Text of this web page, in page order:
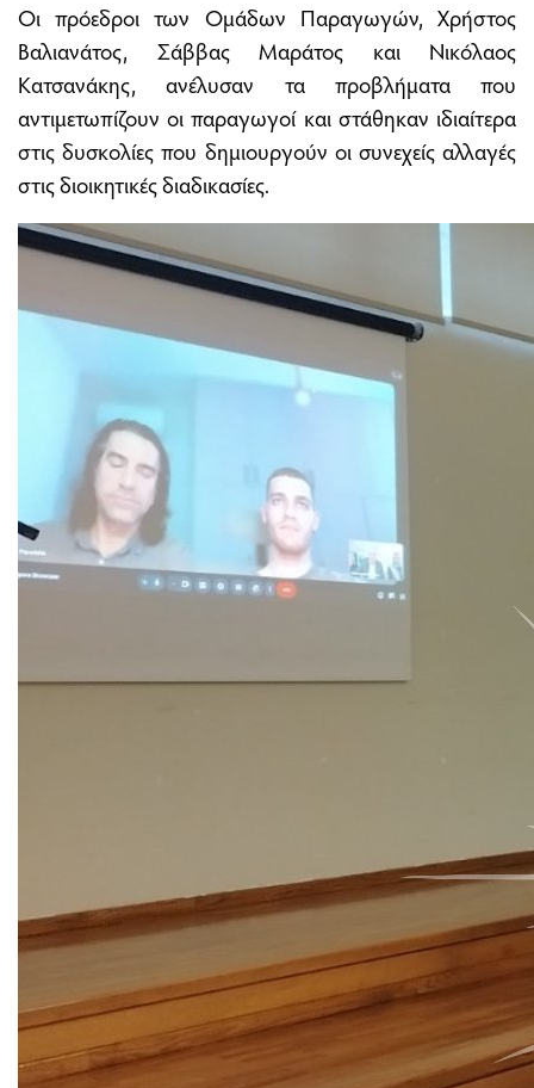
Οι πρόεδροι των Ομάδων Παραγωγών, Χρήστος
Βαλιανάτος, Σάββας Μαράτος και Νικόλαος
Κατσανάκης, ανέλυσαν τα προβλήματα που
αντιμετωπίζουν οι παραγωγοί και στάθηκαν ιδιαίτερα
στις δυσκολίες που δημιουργούν οι συνεχείς αλλαγές
στις διοικητικές διαδικασίες.